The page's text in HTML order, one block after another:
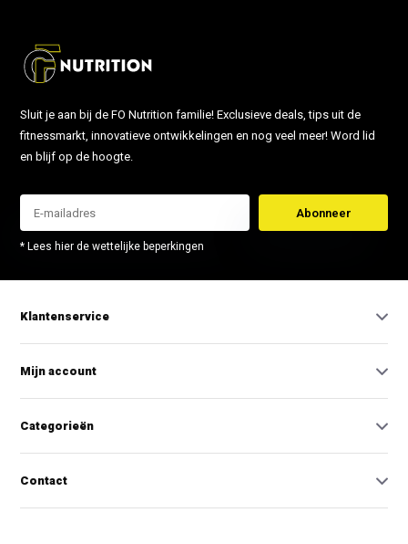
Sluit je aan bij de FO Nutrition familie! Exclusieve deals, tips uit de
fitnessmarkt, innovatieve ontwikkelingen en nog veel meer! Word lid
en blijf op de hoogte.
Abonneer
* Lees hier de wettelijke beperkingen
Klantenservice
Mijn account
Categorieën
Contact